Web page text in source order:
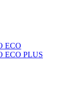
ECO
ECO PLUS